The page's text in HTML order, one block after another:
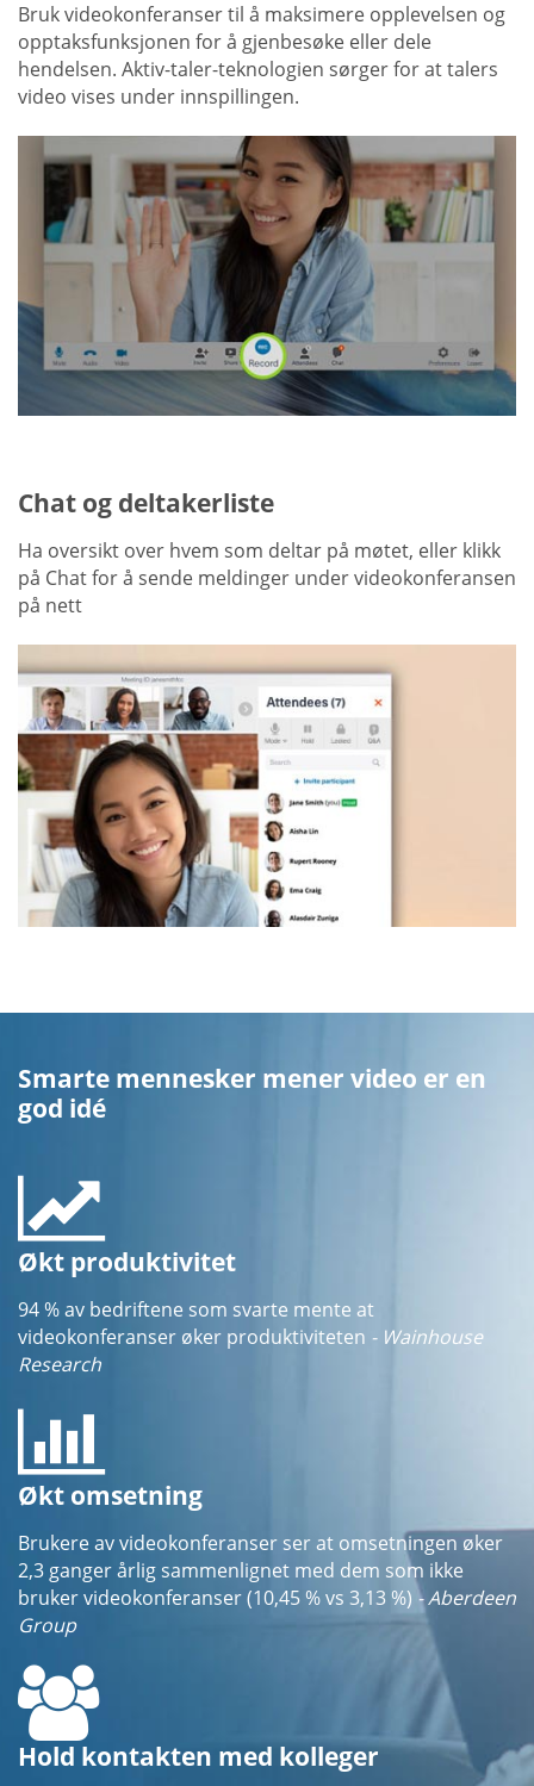
Bruk videokonferanser til å maksimere opplevelsen og
opptaksfunksjonen for å gjenbesøke eller dele
hendelsen. Aktiv-taler-teknologien sørger for at talers
video vises under innspillingen.
Chat og deltakerliste
Ha oversikt over hvem som deltar på møtet, eller klikk
på Chat for å sende meldinger under videokonferansen
på nett
Smarte mennesker mener video er en
god idé
Økt produktivitet
94 % av bedriftene som svarte mente at
videokonferanser øker produktiviteten - Wainhouse
Research
Økt omsetning
Brukere av videokonferanser ser at omsetningen øker
2,3 ganger årlig sammenlignet med dem som ikke
bruker videokonferanser (10,45 % vs 3,13 %) - Aberdeen
Group
Hold kontakten med kolleger